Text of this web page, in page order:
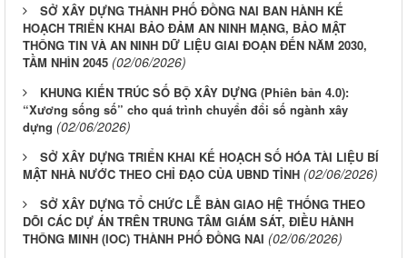
SỞ XÂY DỰNG THÀNH PHỐ ĐỒNG NAI BAN HÀNH KẾ
HOẠCH TRIỂN KHAI BẢO ĐẢM AN NINH MẠNG, BẢO MẬT
THÔNG TIN VÀ AN NINH DỮ LIỆU GIAI ĐOẠN ĐẾN NĂM 2030,
TẦM NHÌN 2045 (02/06/2026)
KHUNG KIẾN TRÚC SỐ BỘ XÂY DỰNG (Phiên bản 4.0):
“Xương sống số” cho quá trình chuyển đổi số ngành xây
dựng (02/06/2026)
SỞ XÂY DỰNG TRIỂN KHAI KẾ HOẠCH SỐ HÓA TÀI LIỆU BÍ
MẬT NHÀ NƯỚC THEO CHỈ ĐẠO CỦA UBND TỈNH (02/06/2026)
SỞ XÂY DỰNG TỔ CHỨC LỄ BÀN GIAO HỆ THỐNG THEO
DÕI CÁC DỰ ÁN TRÊN TRUNG TÂM GIÁM SÁT, ĐIỀU HÀNH
THÔNG MINH (IOC) THÀNH PHỐ ĐỒNG NAI (02/06/2026)